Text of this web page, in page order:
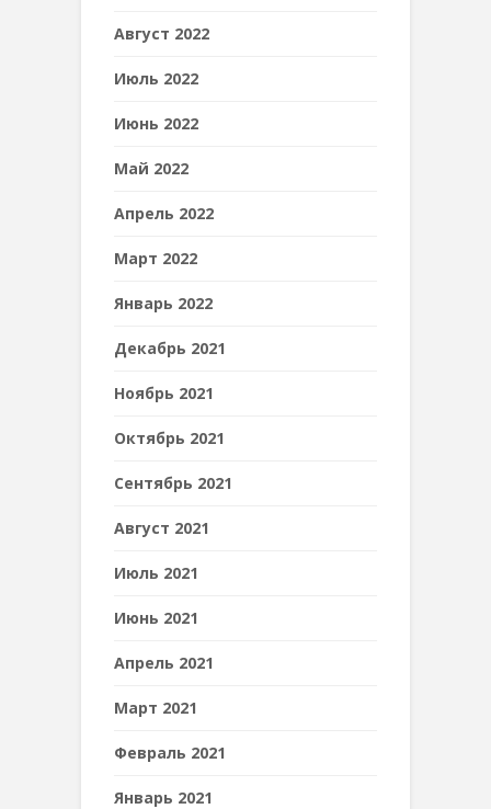
Август 2022
Июль 2022
Июнь 2022
Май 2022
Апрель 2022
Март 2022
Январь 2022
Декабрь 2021
Ноябрь 2021
Октябрь 2021
Сентябрь 2021
Август 2021
Июль 2021
Июнь 2021
Апрель 2021
Март 2021
Февраль 2021
Январь 2021